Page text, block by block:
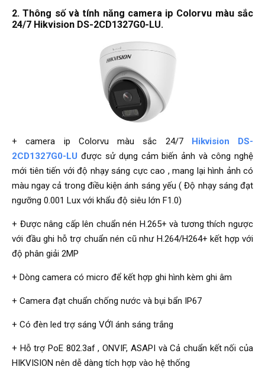
2. Thông số và tính năng camera ip Colorvu màu sắc
24/7 Hikvision DS-2CD1327G0-LU.
+ camera ip Colorvu màu sắc 24/7 Hikvision DS-
2CD1327G0-LU được sử dụng cảm biến ảnh và công nghệ
mới tiên tiến với độ nhạy sáng cực cao , mang lại hình ảnh có
màu ngay cả trong điều kiện ánh sáng yếu ( Độ nhạy sáng đạt
ngưỡng 0.001 Lux với khẩu độ siêu lớn F1.0)
+ Được nâng cấp lên chuẩn nén H.265+ và tương thích ngược
với đầu ghi hỗ trợ chuẩn nén cũ như H.264/H264+ kết hợp với
độ phân giải 2MP
+ Dòng camera có micro để kết hợp ghi hình kèm ghi âm
+ Camera đạt chuẩn chống nước và bụi bẩn IP67
+ Có đèn led trợ sáng VỚI ánh sáng trắng
+ Hỗ trợ PoE 802.3af , ONVIF, ASAPI và Cả chuẩn kết nối của
HIKVISION nên dễ dàng tích hợp vào hệ thống